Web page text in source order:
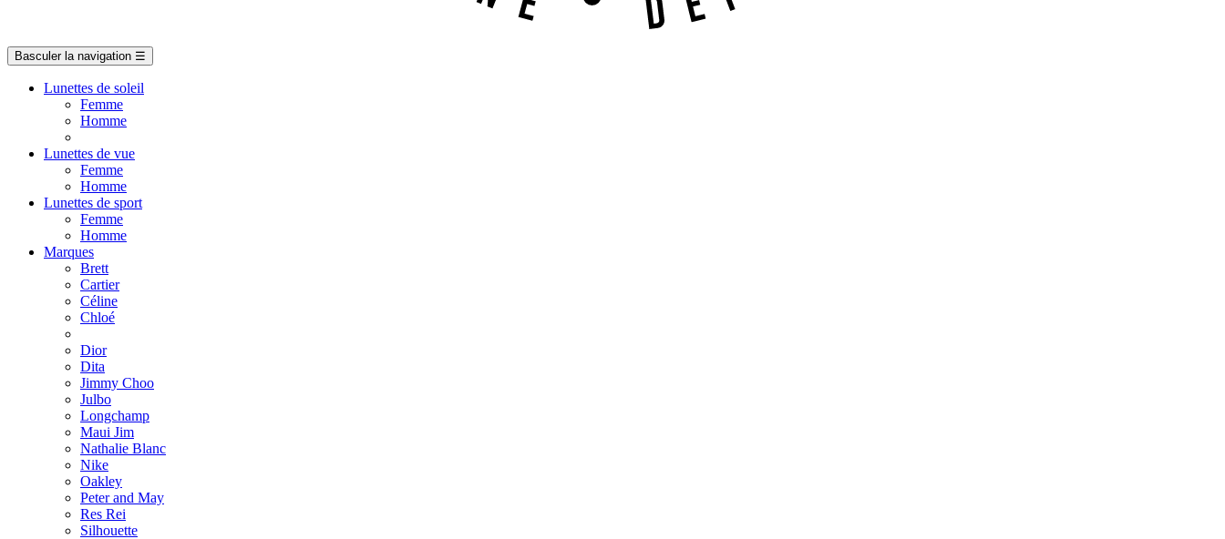
Basculer la navigation ☰
Lunettes de soleil
Femme
Homme
Lunettes de vue
Femme
Homme
Lunettes de sport
Femme
Homme
Marques
Brett
Cartier
Céline
Chloé
Dior
Dita
Jimmy Choo
Julbo
Longchamp
Maui Jim
Nathalie Blanc
Nike
Oakley
Peter and May
Res Rei
Silhouette